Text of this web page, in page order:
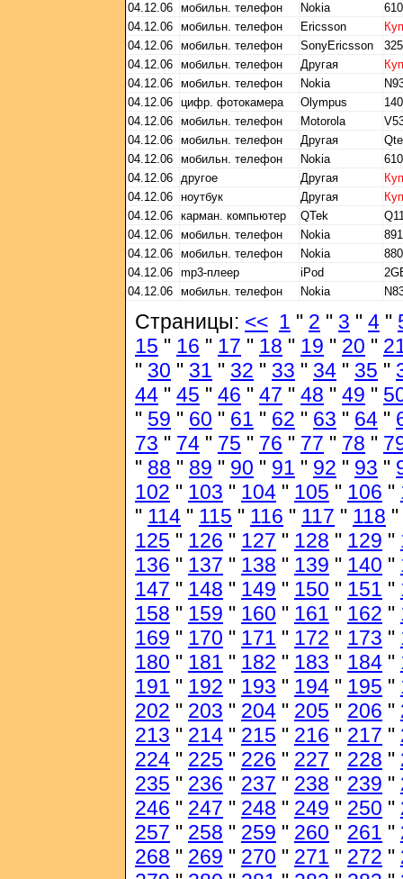
04.12.06 мобильн. телефон Nokia
04.12.06 мобильн. телефон Ericsson
04.12.06 мобильн. телефон SonyEricsson
04.12.06 мобильн. телефон Другая
04.12.06 мобильн. телефон Nokia
04.12.06 цифр. фотокамера Olympus
04.12.06 мобильн. телефон Motorola
04.12.06 мобильн. телефон Другая
04.12.06 мобильн. телефон Nokia
04.12.06 другое Другая
04.12.06 ноутбук Другая
04.12.06 карман. компьютер QTek
04.12.06 мобильн. телефон Nokia
04.12.06 мобильн. телефон Nokia
04.12.06 mp3-плеер iPod
04.12.06 мобильн. телефон Nokia
Страницы: << 1 " 2 " 3 " 4 "
15 " 16 " 17 " 18 " 19 " 20 "
" 30 " 31 " 32 " 33 " 34 " 35 "
44 " 45 " 46 " 47 " 48 " 49 "
" 59 " 60 " 61 " 62 " 63 " 64 "
73 " 74 " 75 " 76 " 77 " 78 "
" 88 " 89 " 90 " 91 " 92 " 93 "
102 " 103 " 104 " 105 " 106 "
" 114 " 115 " 116 " 117 " 118 "
125 " 126 " 127 " 128 " 129 "
136 " 137 " 138 " 139 " 140 "
147 " 148 " 149 " 150 " 151 "
158 " 159 " 160 " 161 " 162 "
169 " 170 " 171 " 172 " 173 "
180 " 181 " 182 " 183 " 184 "
191 " 192 " 193 " 194 " 195 "
202 " 203 " 204 " 205 " 206 "
213 " 214 " 215 " 216 " 217 "
224 " 225 " 226 " 227 " 228 "
235 " 236 " 237 " 238 " 239 "
246 " 247 " 248 " 249 " 250 "
257 " 258 " 259 " 260 " 261 "
268 " 269 " 270 " 271 " 272 "